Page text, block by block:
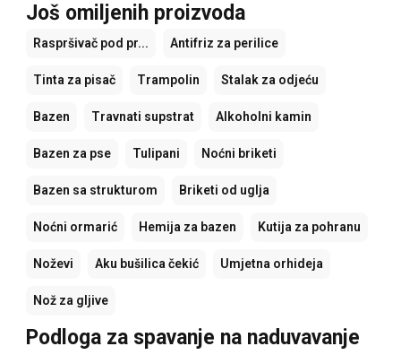
Još omiljenih proizvoda
Raspršivač pod pr... Antifriz za perilice
Tinta za pisač Trampolin Stalak za odjeću
Bazen Travnati supstrat Alkoholni kamin
Bazen za pse Tulipani Noćni briketi
Bazen sa strukturom Briketi od uglja
Noćni ormarić Hemija za bazen Kutija za pohranu
Noževi Aku bušilica čekić Umjetna orhideja
Nož za gljive
Podloga za spavanje na naduvavanje